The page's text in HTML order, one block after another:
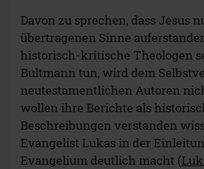
Davon zu sprechen, dass Jesus
übertragenen Sinne
historisch-kritische Theologen
Bultmann tun, wird dem
neutestamentlichen Autoren
wollen ihre Berichte als
Beschreibungen verstanden
Evangelist Lukas in der
Evangelium deutlich macht (